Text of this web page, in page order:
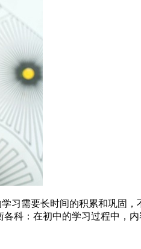
习需要长时间的积累和巩固
科：在初中的学习过程中，